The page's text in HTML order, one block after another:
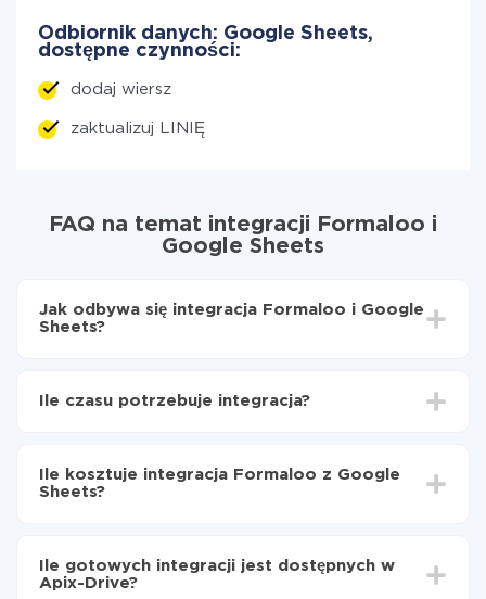
Odbiornik danych: Google Sheets,
dostępne czynności:
dodaj wiersz
zaktualizuj LINIĘ
FAQ na temat integracji Formaloo i
Google Sheets
Jak odbywa się integracja Formaloo i Google
Sheets?
Google Sheets
Formaloo do Google Sheets
Ile czasu potrzebuje integracja?
od 5 do 30 minut. Konfiguracja zajmuje średnio 10-15
minut.
Ile kosztuje integracja Formaloo z Google
Sheets?
Płacisz tylko za ilość danych, która faktycznie jest
przekazywana z jednego z Twoich systemów do
Ile gotowych integracji jest dostępnych w
Apix-Drive?